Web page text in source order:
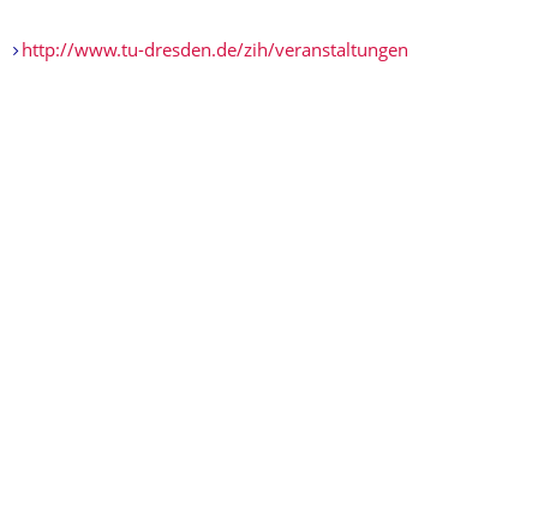
http://www.tu-dresden.de/zih/veranstaltungen